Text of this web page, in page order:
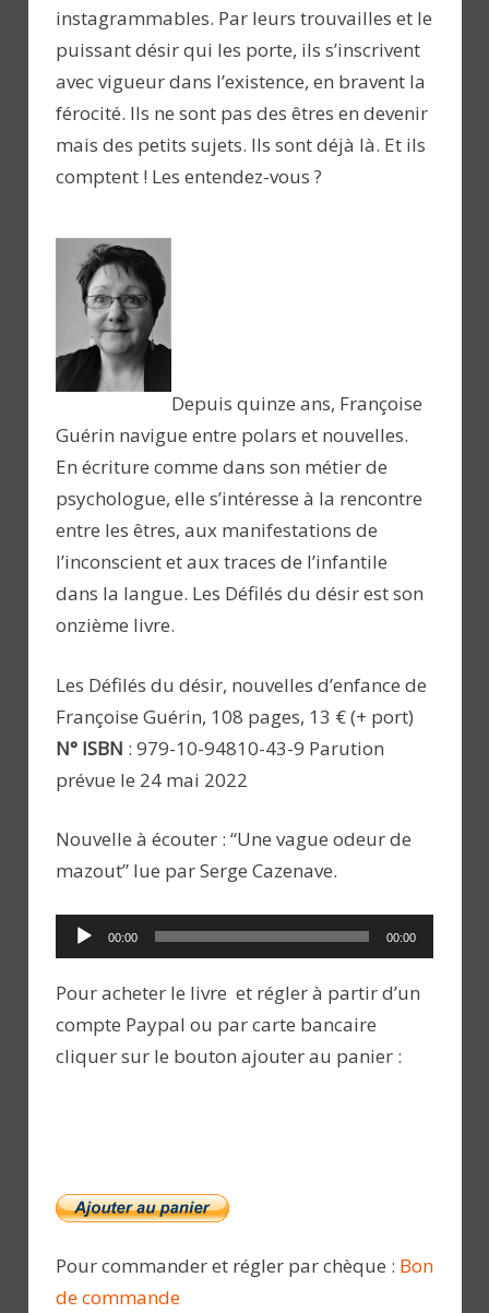
instagrammables. Par leurs trouvailles et le
puissant désir qui les porte, ils s’inscrivent
avec vigueur dans l’existence, en bravent la
férocité. Ils ne sont pas des êtres en devenir
mais des petits sujets. Ils sont déjà là. Et ils
comptent ! Les entendez-vous ?
Depuis quinze ans, Françoise
Guérin navigue entre polars et nouvelles.
En écriture comme dans son métier de
psychologue, elle s’intéresse à la rencontre
entre les êtres, aux manifestations de
l’inconscient et aux traces de l’infantile
dans la langue. Les Défilés du désir est son
onzième livre.
Les Défilés du désir, nouvelles d’enfance de
Françoise Guérin, 108 pages, 13 € (+ port)
N° ISBN : 979-10-94810-43-9 Parution
prévue le 24 mai 2022
Nouvelle à écouter : “Une vague odeur de
mazout” lue par Serge Cazenave.
Lecteur
audio
00:00 00:00
Pour acheter le livre et régler à partir d’un
compte Paypal ou par carte bancaire
cliquer sur le bouton ajouter au panier :
Pour commander et régler par chèque : Bon
de commande